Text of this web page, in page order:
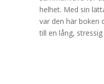
helhet. Med sin
var den här boken
till en lång, stressig